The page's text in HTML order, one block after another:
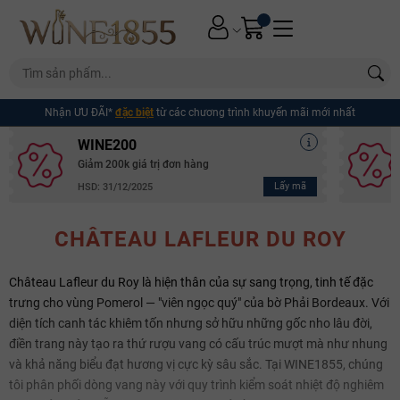
Nhận ƯU ĐÃI* đặc biệt từ các chương trình khuyến mãi mới nhất
WINE200
Giảm 200k giá trị đơn hàng
HSD: 31/12/2025 Lấy mã
CHÂTEAU LAFLEUR DU ROY
Château Lafleur du Roy là hiện thân của sự sang trọng, tinh tế đặc
trưng cho vùng Pomerol — "viên ngọc quý" của bờ Phải Bordeaux. Với
diện tích canh tác khiêm tốn nhưng sở hữu những gốc nho lâu đời,
điền trang này tạo ra thứ rượu vang có cấu trúc mượt mà như nhung
và khả năng biểu đạt hương vị cực kỳ sâu sắc. Tại WINE1855, chúng
tôi phân phối dòng vang này với quy trình kiểm soát nhiệt độ nghiêm